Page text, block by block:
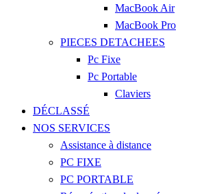
MacBook Air
MacBook Pro
PIECES DETACHEES
Pc Fixe
Pc Portable
Claviers
DÉCLASSÉ
NOS SERVICES
Assistance à distance
PC FIXE
PC PORTABLE